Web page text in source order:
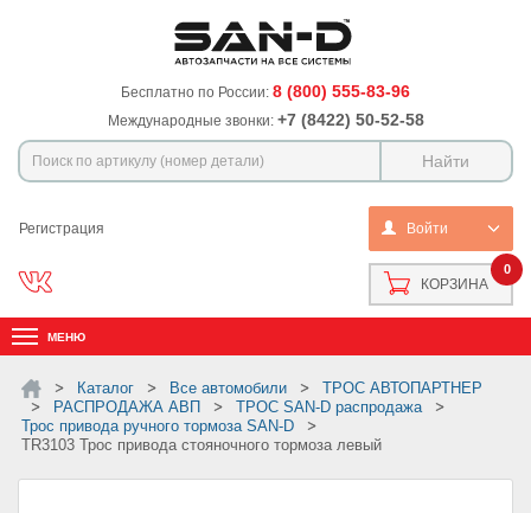
Бесплатно по России: 8 (800) 555-83-96
Международные звонки: +7 (8422) 50-52-58
Регистрация Войти
0
КОРЗИНА
МЕНЮ
Каталог Все автомобили
ТРОС АВТОПАРТНЕР
РАСПРОДАЖА АВП
ТРОС SAN-D распродажа
Трос привода ручного тормоза SAN-D
TR3103 Трос привода стояночного тормоза левый